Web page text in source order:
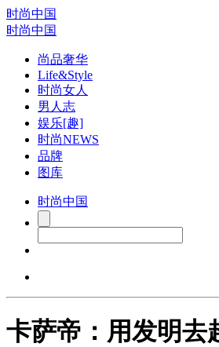
时尚中国
时尚中国
尚品奢华
Life&Style
时尚女人
男人志
娱乐[趣]
时尚NEWS
品牌
图库
时尚中国
卡萨帝：用发明去